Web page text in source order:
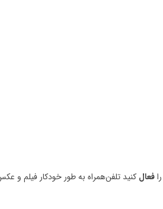
فعال کنید تلفن‌همراه به طور خودکار فیلم و